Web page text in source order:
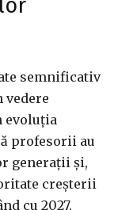
semnificativ
vedere
evoluția
profesorii au
generații și,
creșterii
cu 2027,